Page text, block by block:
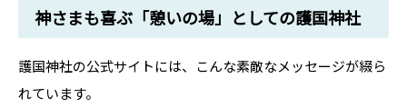
神さまも喜ぶ「憩いの場」としての護国神社
護国神社の公式サイトには、こんな素敵なメッセージが綴ら
れています。